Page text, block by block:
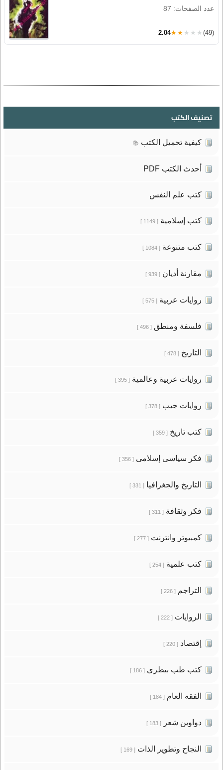
عدد الصفحات: 87
2.04★★★★★ (49)
تصنيف الكتب
كيفية تحميل الكتب 📚
أحدث الكتب PDF
كتب علم النفس
كتب إسلامية[ 1149 ]
كتب متنوعة[ 1084 ]
مقارنة أديان[ 939 ]
روايات عربية[ 575 ]
فلسفة ومنطق[ 496 ]
التاريخ[ 478 ]
روايات عربية وعالمية[ 395 ]
روايات جيب[ 378 ]
كتب تاريخ[ 359 ]
فكر سياسى إسلامى[ 356 ]
التاريخ والجغرافيا[ 331 ]
فكر وثقافة[ 311 ]
كمبيوتر وانترنت[ 277 ]
كتب علمية[ 254 ]
التراجم[ 226 ]
الروايات[ 222 ]
إقتصاد[ 220 ]
كتب طب بيطرى[ 186 ]
الفقه العام[ 184 ]
دواوين شعر[ 183 ]
النجاح وتطوير الذات[ 169 ]